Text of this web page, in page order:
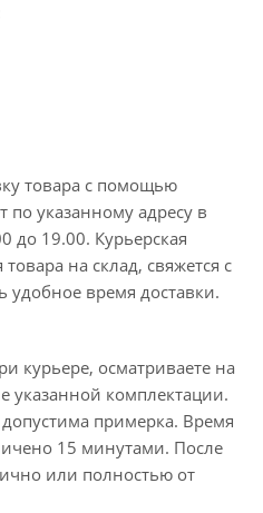
товара с помощью
по указанному адресу в
до 19.00. Курьерская
на склад, свяжется с
время доставки.
курьере, осматриваете на
указанной комплектации.
примерка. Время
15 минутами. После
или полностью от